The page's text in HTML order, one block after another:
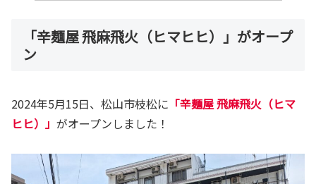
「辛麺屋 飛麻飛火（ヒマヒヒ）」がオープ
ン
2024年5月15日、松山市枝松に 「辛麺屋 飛麻飛火（ヒマ
ヒヒ）」 がオープンしました！